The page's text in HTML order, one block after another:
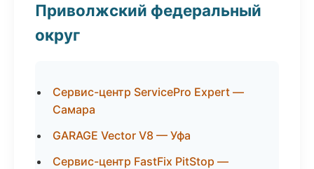
Приволжский федеральный
округ
Сервис-центр ServicePro Expert —
Самара
GARAGE Vector V8 — Уфа
Сервис-центр FastFix PitStop —